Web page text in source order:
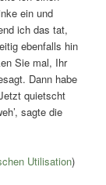
ein und
ich das tat,
ebenfalls hin
Sie mal, Ihr
Dann habe
quietscht
sagte die
Utilisation)